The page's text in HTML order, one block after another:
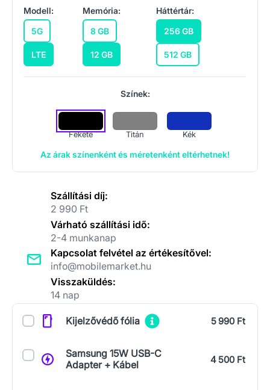
Modell:
5G
LTE
Memória:
8 GB
12 GB
Háttértár:
256 GB
512 GB
Színek:
Fekete Titán Kék
Az árak színenként és méretenként eltérhetnek!
Szállítási díj:
2 990 Ft
Várható szállítási idő:
2-4 munkanap
Kapcsolat felvétel az értékesítővel:
info@mobilemarket.hu
Visszaküldés:
14 nap
KiegészítőkKijelzővédő fólia 5 990 Ft
Samsung 15W USB-C
Adapter + Kábel
4 500 Ft